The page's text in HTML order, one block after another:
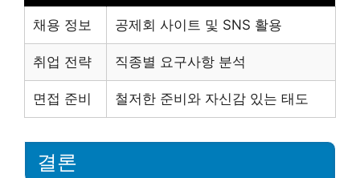
채용 정보 공제회 사이트 및 SNS 활용
취업 전략 직종별 요구사항 분석
면접 준비 철저한 준비와 자신감 있는 태도
결론